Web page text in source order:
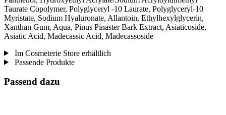
Taurate Copolymer, Polyglyceryl -10 Laurate, Polyglyceryl-10
Myristate, Sodium Hyaluronate, Allantoin, Ethylhexylglycerin,
Xanthan Gum, Aqua, Pinus Pinaster Bark Extract, Asiaticoside,
Asiatic Acid, Madecassic Acid, Madecassoside
Im Cosmeterie Store erhältlich
Passende Produkte
Passend dazu